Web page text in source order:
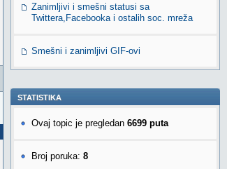
Zanimljivi i smešni statusi sa
Twittera,Facebooka i ostalih soc. mreža
Smešni i zanimljivi GIF-ovi
STATISTIKA
Ovaj topic je pregledan 6699 puta
Broj poruka: 8